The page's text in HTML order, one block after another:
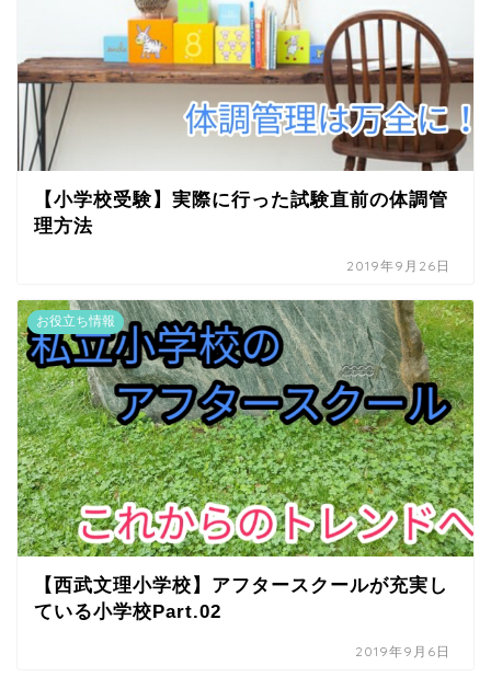
【小学校受験】実際に行った試験直前の体調管
理方法
2019年9月26日
お役立ち情報
【西武文理小学校】アフタースクールが充実し
ている小学校Part.02
2019年9月6日